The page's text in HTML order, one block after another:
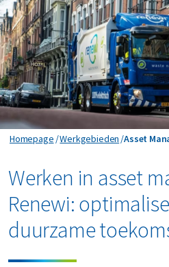
Homepage Werkgebieden Asset
Asset
Werken in asset
Renewi:
duurzame